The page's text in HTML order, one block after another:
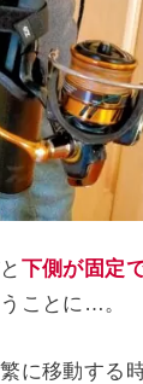
下側が固定
ことに…。
に移動する時